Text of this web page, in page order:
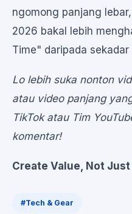
ngomong panjang
2026 bakal lebih
Time" daripada
Lo lebih suka nonton
atau video panjang
TikTok atau Tim
komentar!
Create Value, Not
#Tech & Gear